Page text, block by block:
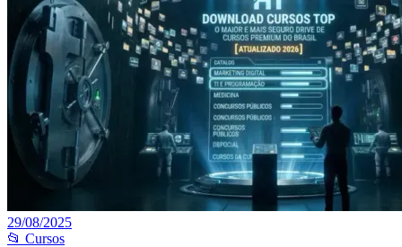
29/08/2025
📂 Cursos